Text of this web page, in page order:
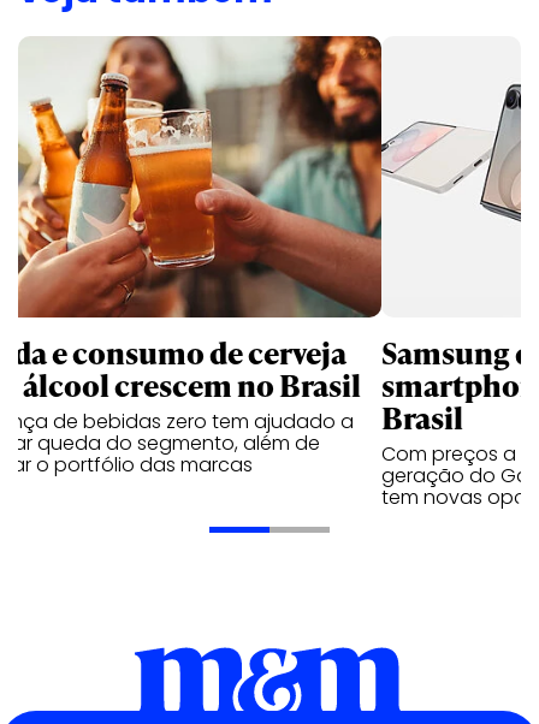
e consumo de cerveja
álcool crescem no Brasil
de bebidas zero tem ajudado a
queda do segmento, além de
o portfólio das marcas
Samsung
Brasil
Com preços a
geração do
tem novas